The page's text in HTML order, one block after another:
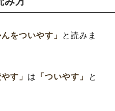
んをついやす」
と読みま
やす」 は 「ついやす」
と